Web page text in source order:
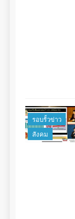
รอบรั้วข่าว
สังคม